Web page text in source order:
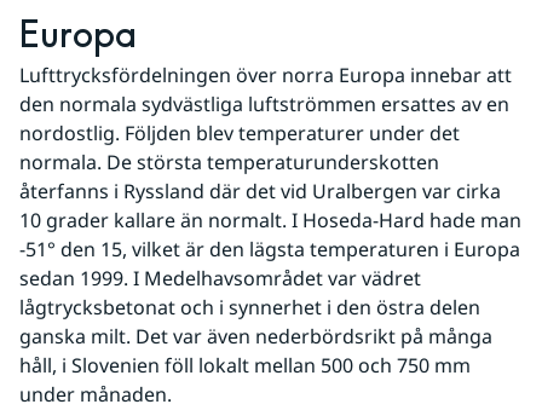
Europa
Lufttrycksfördelningen över norra Europa innebar att
den normala sydvästliga luftströmmen ersattes av en
nordostlig. Följden blev temperaturer under det
normala. De största temperaturunderskotten
återfanns i Ryssland där det vid Uralbergen var cirka
10 grader kalla­re än normalt. I Hoseda-Hard hade man
-51° den 15, vilket är den lägsta temperaturen i Europa
sedan 1999. I Medelhavsområdet var vädret
lågtrycksbetonat och i synnerhet i den östra delen
ganska milt. Det var även nederbördsrikt på många
håll, i Slovenien föll lokalt mellan 500 och 750 mm
under månaden.